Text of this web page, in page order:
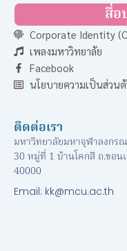
สื่อ
Corporate Identity
เพลงมหาวิทยาลัย
Facebook
นโยบายความเป็นส่วน
ติดต่อเรา
มหาวิทยาลัยมหาจุฬาลงกร
30 หมู่ที่ 1 บ้านโคกสี ถ.ขอน
40000
Email: kk@mcu.ac.th